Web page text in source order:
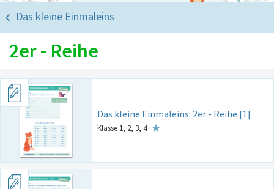
Das kleine Einmaleins
2er - Reihe
Das kleine Einmaleins: 2er - Reihe [1]
Klasse 1, 2, 3, 4